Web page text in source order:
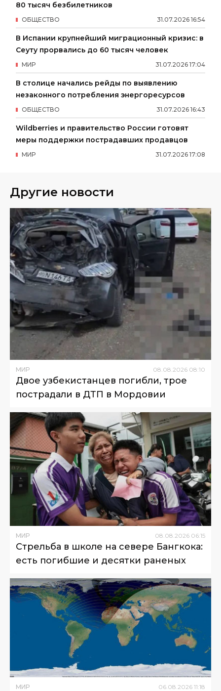
80 тысяч безбилетников
31.07.2026 16:54
ОБЩЕСТВО
В Испании крупнейший миграционный кризис: в
Сеуту прорвались до 60 тысяч человек
31.07.2026 17:04
МИР
В столице начались рейды по выявлению
незаконного потребления энергоресурсов
31.07.2026 16:43
ОБЩЕСТВО
Wildberries и правительство России готовят
меры поддержки пострадавших продавцов
31.07.2026 17:08
МИР
Другие новости
МИР 08.08.2026 08:10
Двое узбекистанцев погибли, трое
пострадали в ДТП в Мордовии
МИР 08 08 2026 06:15
Стрельба в школе на севере Бангкока:
есть погибшие и десятки раненых
МИР 06 08 2026 11:18